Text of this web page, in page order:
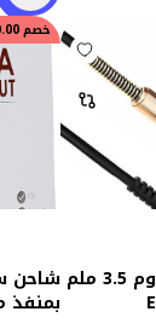
كابل AUX إيرلدوم 3.5 ملم
خصم
شاحن
بمنفذ